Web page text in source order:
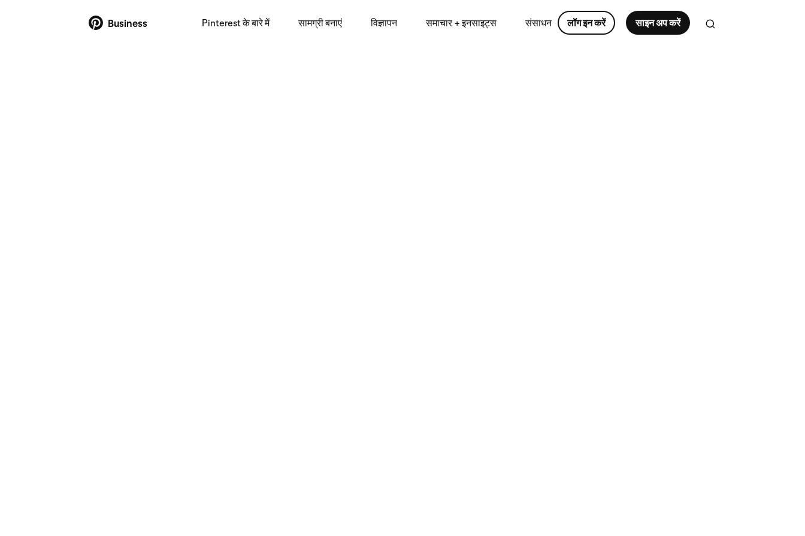
Business Pinterest के बारे में सामग्री बनाएं विज्ञापन समाचार + इनसाइट्स संसाधन लॉग इन करें साइन अप करें